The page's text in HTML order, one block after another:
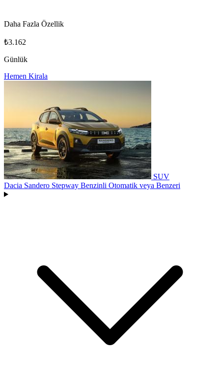
Daha Fazla Özellik
₺3.162
Günlük
Hemen Kirala
SUV
Dacia Sandero Stepway Benzinli Otomatik veya Benzeri